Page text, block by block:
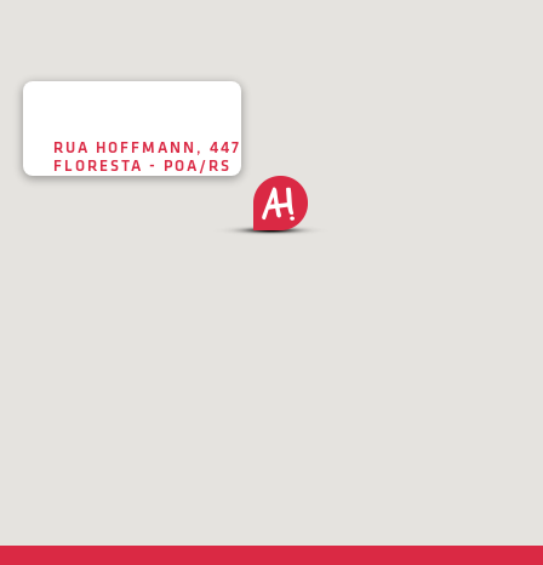
RUA HOFFMANN, 447
FLORESTA - POA/RS